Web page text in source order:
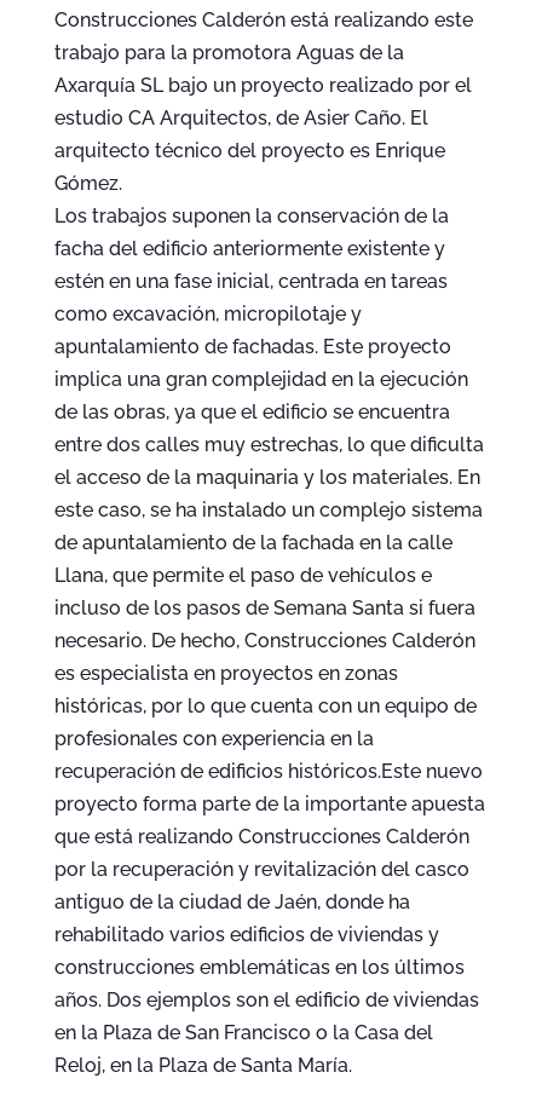
Construcciones Calderón está realizando este
trabajo para la promotora Aguas de la
Axarquía SL bajo un proyecto realizado por el
estudio CA Arquitectos, de Asier Caño. El
arquitecto técnico del proyecto es Enrique
Gómez.
Los trabajos suponen la conservación de la
facha del edificio anteriormente existente y
estén en una fase inicial, centrada en tareas
como excavación, micropilotaje y
apuntalamiento de fachadas. Este proyecto
implica una gran complejidad en la ejecución
de las obras, ya que el edificio se encuentra
entre dos calles muy estrechas, lo que dificulta
el acceso de la maquinaria y los materiales. En
este caso, se ha instalado un complejo sistema
de apuntalamiento de la fachada en la calle
Llana, que permite el paso de vehículos e
incluso de los pasos de Semana Santa si fuera
necesario. De hecho, Construcciones Calderón
es especialista en proyectos en zonas
históricas, por lo que cuenta con un equipo de
profesionales con experiencia en la
recuperación de edificios históricos.Este nuevo
proyecto forma parte de la importante apuesta
que está realizando Construcciones Calderón
por la recuperación y revitalización del casco
antiguo de la ciudad de Jaén, donde ha
rehabilitado varios edificios de viviendas y
construcciones emblemáticas en los últimos
años. Dos ejemplos son el edificio de viviendas
en la Plaza de San Francisco o la Casa del
Reloj, en la Plaza de Santa María.